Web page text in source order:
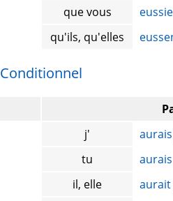
que vous
qu'ils, qu'elles
Conditionnel
j'
aurais
tu
aurais
il, elle
aurait